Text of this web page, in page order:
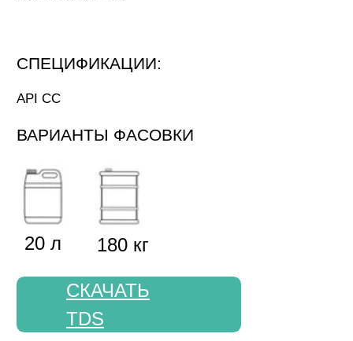
свойств или обеспечения пригодности для
особого применения. Действующие правовые
обращения с продуктом и его применения,
наших продуктов. Продукты NEXXOL
беспрерывно совершенствуются и оставляют
данные в настоящей информации о продукте в
любое время и без предварительного
8-800-302-47-37
звонок по России бесплатный